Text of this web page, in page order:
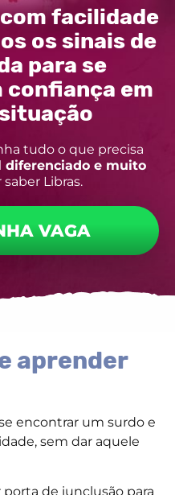
facilidade
os sinais de
para se
confiança em
tudo o que precisa
diferenciado e muito
Libras.
VAGA
aprender
encontrar um surdo e
sem dar aquele
de iunclusão para